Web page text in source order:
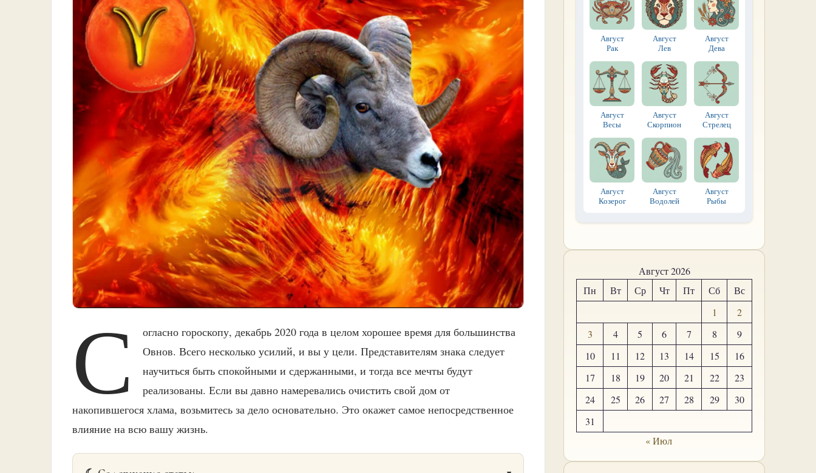
С
огласно гороскопу, декабрь 2020 года в целом хорошее время для большинства
Овнов. Всего несколько усилий, и вы у цели. Представителям знака следует
научиться быть спокойными и сдержанными, и тогда все мечты будут
реализованы. Если вы давно намеревались очистить свой дом от
накопившегося хлама, возьмитесь за дело основательно. Это окажет самое непосредственное
влияние на всю вашу жизнь.
Август
Рак
Август
Лев
Август
Дева
Август
Весы
Август
Скорпион
Август
Стрелец
Август
Козерог
Август
Водолей
Август
Рыбы
Август 2026
Пн
Вт Ср Чт Пт Сб
Вс
1
2
3
4 5 6 7 8
9
10
11 12 13 14 15
16
17
18 19 20 21 22
23
24
25 26 27 28 29
30
31
« Июл